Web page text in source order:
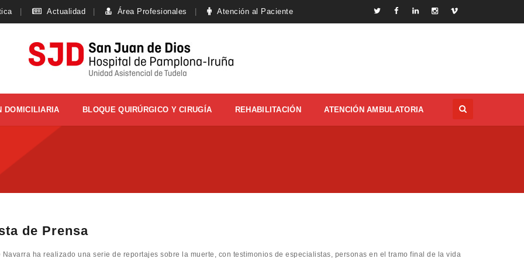
Actualidad Área Profesionales Atención al Paciente
DOMICILIARIA BLOQUE QUIRÚRGICO Y CIRUGÍA REHABILITACIÓN ATENCIÓN AMBULATORIA
de Prensa
Navarra ha realizado una serie de reportajes sobre la muerte, con testimonios de especialistas, personas en el tramo final de la vida